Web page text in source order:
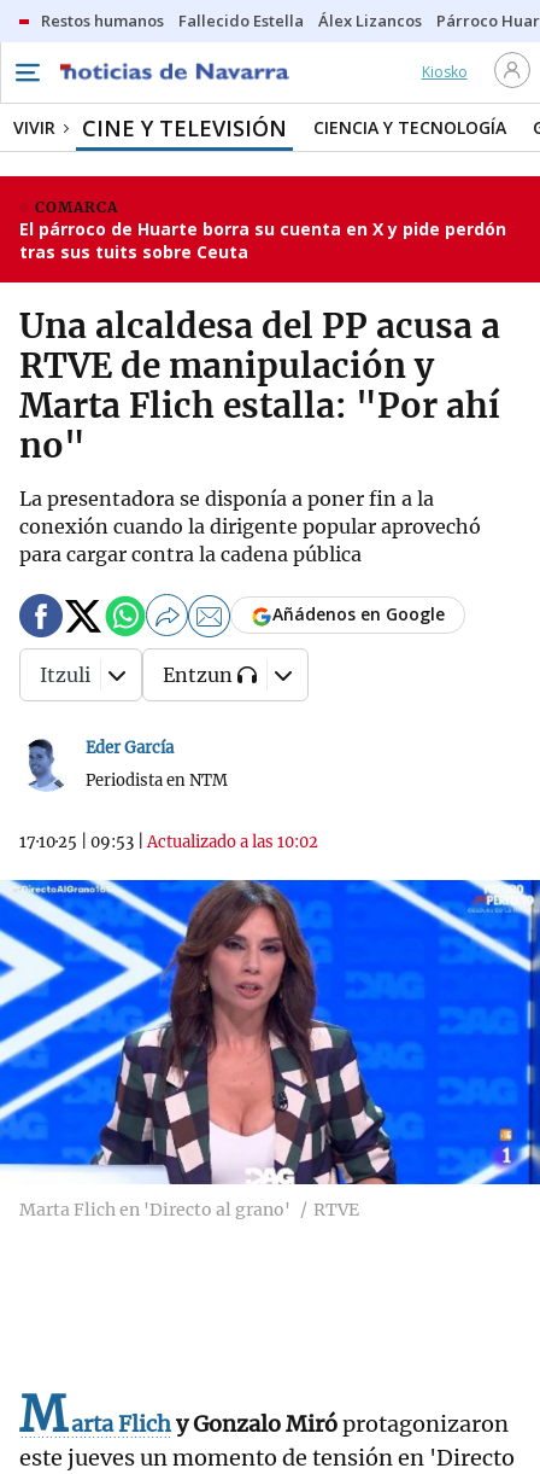
Restos humanos Fallecido Estella Álex Lizancos Párroco
Kiosko
VIVIR CINE Y TELEVISIÓN CIENCIA Y TECNOLOGÍA
COMARCA
El párroco de Huarte borra su cuenta en X y pide perdón
tras sus tuits sobre Ceuta
Una alcaldesa del PP acusa a
RTVE de manipulación y
Marta Flich estalla: "Por ahí
no"
La presentadora se disponía a poner fin a la
conexión cuando la dirigente popular aprovechó
para cargar contra la cadena pública
Eder García
Periodista en NTM
17·10·25 09:53 |Actualizado a las 10:02
Añádenos en Google
Itzuli Entzun
Marta Flich en 'Directo al grano' RTVE
Marta Flichy Gonzalo Miróprotagonizaron
este jueves un momento de tensión en 'Directo